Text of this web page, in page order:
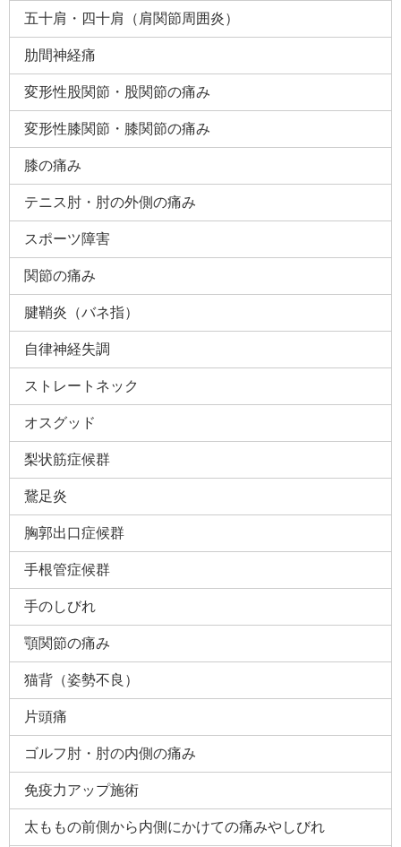
五十肩・四十肩（肩関節周囲炎）
肋間神経痛
変形性股関節・股関節の痛み
変形性膝関節・膝関節の痛み
膝の痛み
テニス肘・肘の外側の痛み
スポーツ障害
関節の痛み
腱鞘炎（バネ指）
自律神経失調
ストレートネック
オスグッド
梨状筋症候群
鵞足炎
胸郭出口症候群
手根管症候群
手のしびれ
顎関節の痛み
猫背（姿勢不良）
片頭痛
ゴルフ肘・肘の内側の痛み
免疫力アップ施術
太ももの前側から内側にかけての痛みやしびれ